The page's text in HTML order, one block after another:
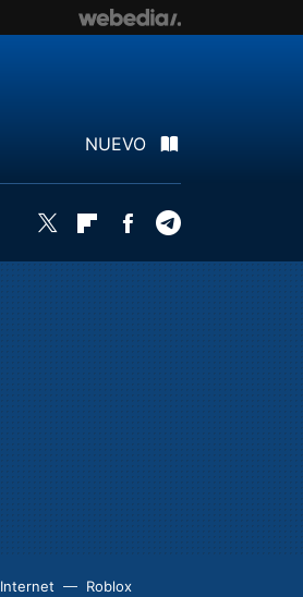
NUEVO
Twitter FlipboardFacebook
Internet Roblox